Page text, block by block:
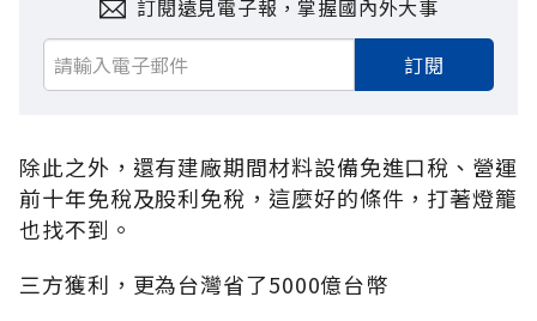
訂閱遠見電子報，掌握國內外大事
訂閱
除此之外，還有建廠期間材料設備免進口稅、營運
前十年免稅及股利免稅，這麼好的條件，打著燈籠
也找不到。
三方獲利，更為台灣省了5000億台幣